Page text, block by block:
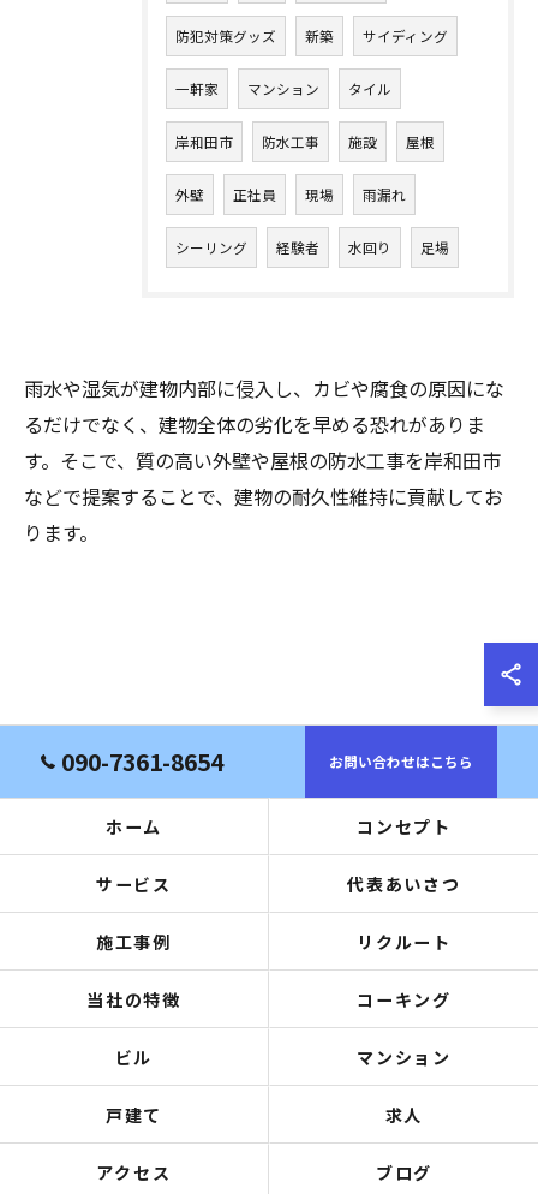
防犯対策グッズ 新築 サイディング
一軒家 マンション タイル
岸和田市 防水工事 施設 屋根
外壁 正社員 現場 雨漏れ
シーリング 経験者 水回り 足場
雨水や湿気が建物内部に侵入し、カビや腐食の原因にな
るだけでなく、建物全体の劣化を早める恐れがありま
す。そこで、質の高い外壁や屋根の防水工事を岸和田市
などで提案することで、建物の耐久性維持に貢献してお
ります。
090-7361-8654 お問い合わせはこちら
ホーム コンセプト
サービス 代表あいさつ
施工事例 リクルート
当社の特徴 コーキング
ビル マンション
戸建て 求人
アクセス ブログ